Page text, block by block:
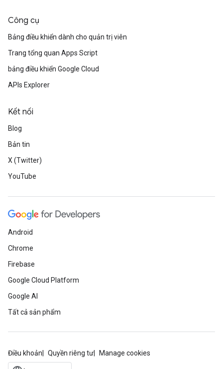
Công cụ
Bảng điều khiển dành cho quản trị viên
Trang tổng quan Apps Script
bảng điều khiển Google Cloud
APIs Explorer
Kết nối
Blog
Bản tin
X (Twitter)
YouTube
Android
Chrome
Firebase
Google Cloud Platform
Google AI
Tất cả sản phẩm
Điều khoản Quyền riêng tư Manage cookies